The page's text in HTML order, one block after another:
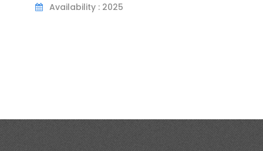
Availability : 2025